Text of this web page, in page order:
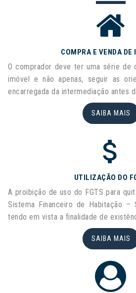
COMPRA E VENDA DE
O comprador deve ter uma série de
imóvel e não apenas, seguir as
encarregada da intermediação antes
SAIBA MAIS
UTILIZAÇÃO DO
A proibição de uso do FGTS para
Sistema Financeiro de Habitação –
tendo em vista a finalidade de
SAIBA MAIS